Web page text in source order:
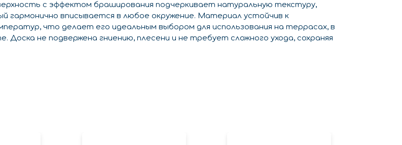
с эффектом браширования подчеркивает натуральную текстуру,
гармонично вписывается в любое окружение. Материал устойчив к
что делает его идеальным выбором для использования на террасах, в
Доска не подвержена гниению, плесени и не требует сложного ухода, сохраняя